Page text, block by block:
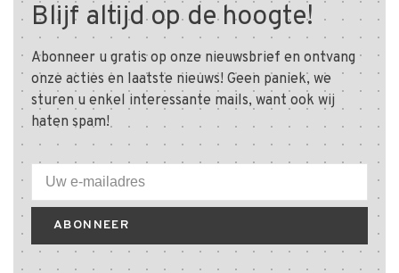
Blijf altijd op de hoogte!
Abonneer u gratis op onze nieuwsbrief en ontvang
onze acties en laatste nieuws! Geen paniek, we
sturen u enkel interessante mails, want ook wij
haten spam!
ABONNEER